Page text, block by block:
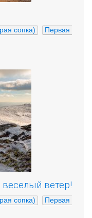
сопка)
Первая
ветер!
сопка)
Первая